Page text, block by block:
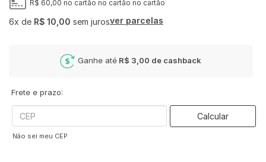
R$ 60,00 no cartão no cartão no cartão
6x de R$ 10,00 sem jurosver parcelas
Ganhe até R$ 3,00 de cashback
Frete e prazo:
Calcular
Não sei meu CEP